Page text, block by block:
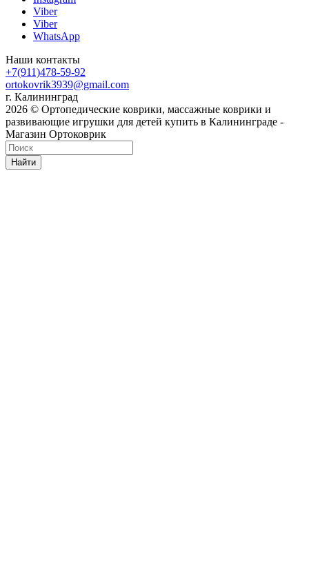
Viber
Viber
WhatsApp
Наши контакты
+7(911)478-59-92
ortokovrik3939@gmail.com
г. Калининград
2026 © Ортопедические коврики, массажные коврики и
развивающие игрушки для детей купить в Калининграде -
Магазин Ортоковрик
Найти